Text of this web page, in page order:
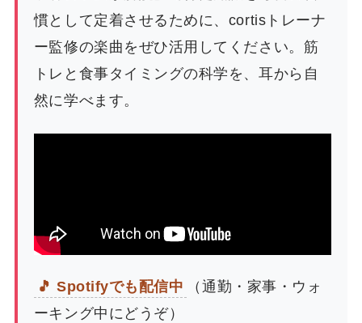
慣として定着させるために、cortisトレーナ
ー監修の楽曲をぜひ活用してください。筋
トレと食事タイミングの科学を、耳から自
然に学べます。
🎵 Spotifyでも配信中
（通勤・家事・ウォ
ーキング中にどうぞ）